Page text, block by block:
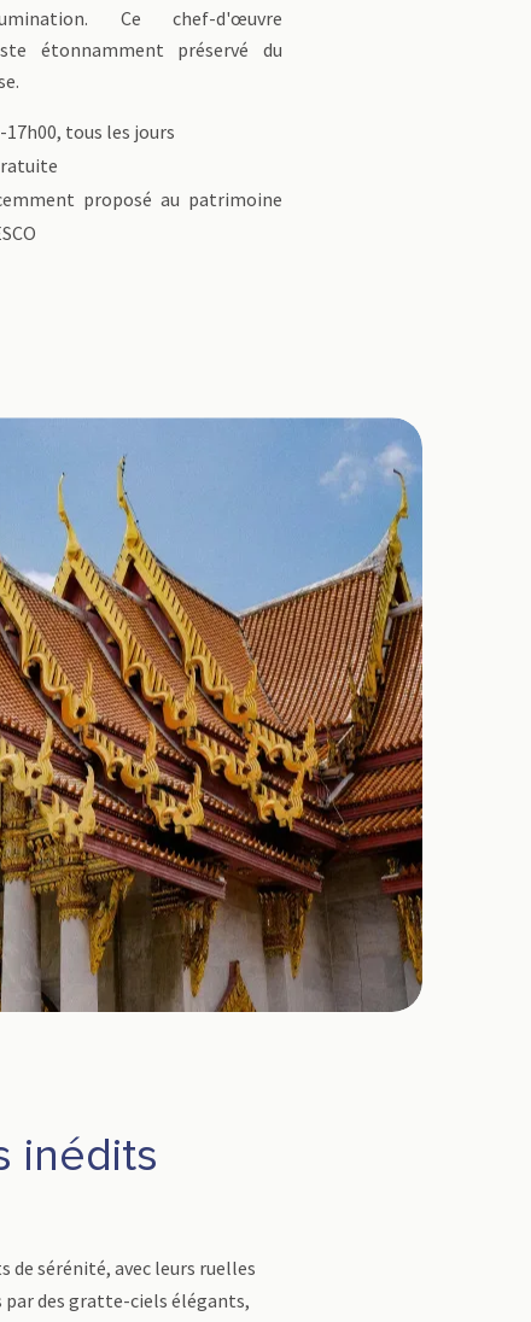
Ce chef-d'œuvre
étonnamment préservé du
17h00, tous les jours
proposé au patrimoine
inédits
de sérénité, avec leurs ruelles
par des gratte-ciels élégants,